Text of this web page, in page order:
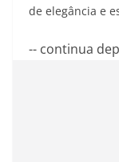
de elegância e
-- continua